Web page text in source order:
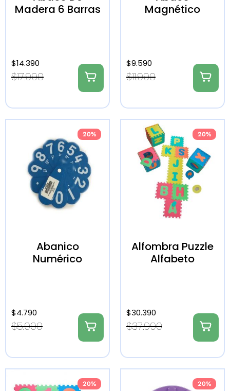
Madera 6 Barras
$17.990
$14.390
Magnético
$11.990
$9.590
20%
Abanico
Numérico
$5.990
$4.790
20%
Alfombra Puzzle
Alfabeto
$37.990
$30.390
20% 20%